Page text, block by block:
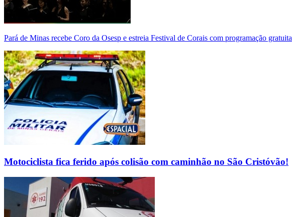
Pará de Minas recebe Coro da Osesp e estreia Festival de Corais com programação gratuita
Motociclista fica ferido após colisão com caminhão no São Cristóvão!